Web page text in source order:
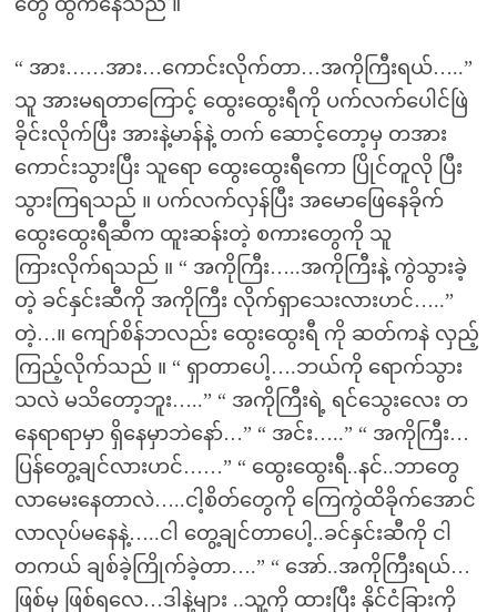
တွေ ထွက်နေသည် ။
“ အား……အား…ကောင်းလိုက်တာ…အကိုကြီးရယ်…..”
သူ အားမရတာကြောင့် ထွေးထွေးရီကို ပက်လက်ပေါင်ဖြဲ
ခိုင်းလိုက်ပြီး အားနဲ့မာန်နဲ့ တက် ဆောင့်တော့မှ တအား
ကောင်းသွားပြီး သူရော ထွေးထွေးရီကော ပြိုင်တူလို ပြီး
သွားကြရသည် ။ ပက်လက်လှန်ပြီး အမောဖြေနေခိုက်
ထွေးထွေးရီဆီက ထူးဆန်းတဲ့ စကားတွေကို သူ
ကြားလိုက်ရသည် ။ “ အကိုကြီး…..အကိုကြီးနဲ့ ကွဲသွားခဲ့
တဲ့ ခင်နှင်းဆီကို အကိုကြီး လိုက်ရှာသေးလားဟင်…..”
တဲ့…။ ကျော်စိန်ဘလည်း ထွေးထွေးရီ ကို ဆတ်ကနဲ လှည့်
ကြည့်လိုက်သည် ။ “ ရှာတာပေါ့….ဘယ်ကို ရောက်သွား
သလဲ မသိတော့ဘူး…..” “ အကိုကြီးရဲ့ ရင်သွေးလေး တ
နေရာရာမှာ ရှိနေမှာဘဲနော်…” “ အင်း…..” “ အကိုကြီး…
ပြန်တွေ့ချင်လားဟင်……” “ ထွေးထွေးရီ..နင်..ဘာတွေ
လာမေးနေတာလဲ…..ငါ့စိတ်တွေကို ကြေကွဲထိခိုက်အောင်
လာလုပ်မနေနဲ့…..ငါ တွေ့ချင်တာပေါ့..ခင်နှင်းဆီကို ငါ
တကယ် ချစ်ခဲ့ကြိုက်ခဲ့တာ….” “ အော်..အကိုကြီးရယ်…
ဖြစ်မှ ဖြစ်ရလေ…ဒါနဲ့များ ..သူ့ကို ထားပြီး နိုင်ငံခြားကို